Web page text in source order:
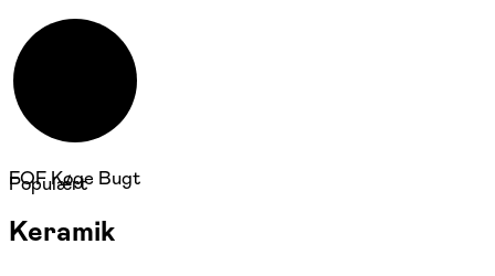
Populært
FOF Køge Bugt
Keramik